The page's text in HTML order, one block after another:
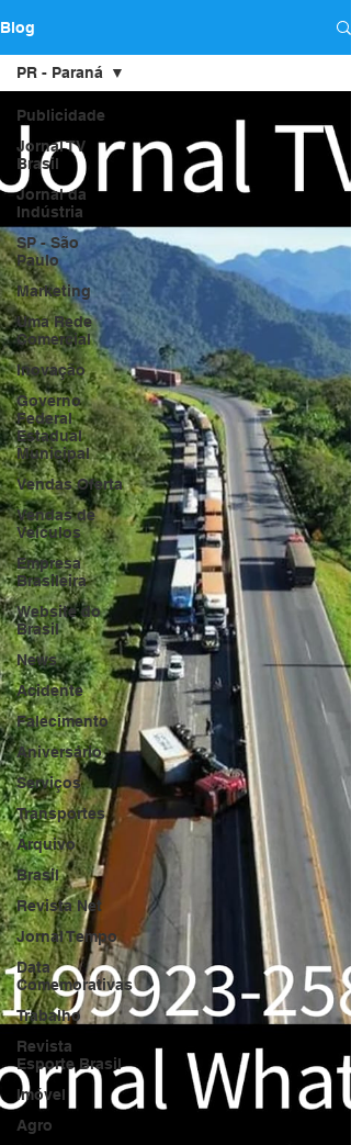
Blog
Publicidade
Jornal TV
Brasil
Jornal da
Indústria
SP - São
Paulo
Marketing
Uma Rede
Comercial
Inovação
Governo
Federal
Estadual
Municipal
Vendas Oferta
Vendas de
Veículos
Empresa
Brasileira
Website do
Brasil
News
Acidente
Falecimento
Aniversário
Serviços
Transportes
Arquivo
Brasil
Revista Net
Jornal Tempo
Data
Comemorativas
Trabalho
Revista
Esporte Brasil
Imóvel
Agro
PR - Paraná